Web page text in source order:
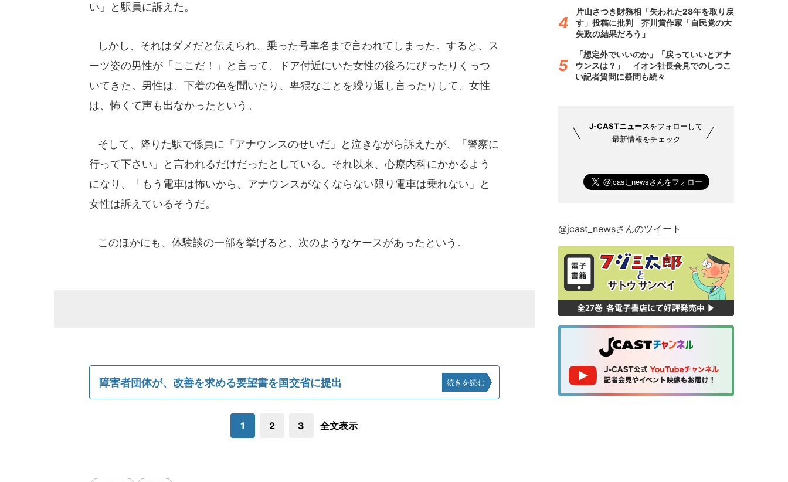
い」と駅員に訴えた。
しかし、それはダメだと伝えられ、乗った号車名まで言われてしまった。すると、ス
ーツ姿の男性が「ここだ！」と言って、ドア付近にいた女性の後ろにぴったりくっつ
いてきた。男性は、下着の色を聞いたり、卑猥なことを繰り返し言ったりして、女性
は、怖くて声も出なかったという。
そして、降りた駅で係員に「アナウンスのせいだ」と泣きながら訴えたが、「警察に
行って下さい」と言われるだけだったとしている。それ以来、心療内科にかかるよう
になり、「もう電車は怖いから、アナウンスがなくならない限り電車は乗れない」と
女性は訴えているそうだ。
このほかにも、体験談の一部を挙げると、次のようなケースがあったという。
障害者団体が、改善を求める要望書を国交省に提出 続きを読む
1 2 3 全文表示
片山さつき財務相「失われた28年を取り戻
す」投稿に批判 芥川賞作家「自民党の大
失政の結果だろう」
「想定外でいいのか」「戻っていいとアナ
ウンスは？」 イオン社長会見でのしつこ
い記者質問に疑問も続々
J-CASTニュースをフォローして
最新情報をチェック
@jcast_newsさんのツイート